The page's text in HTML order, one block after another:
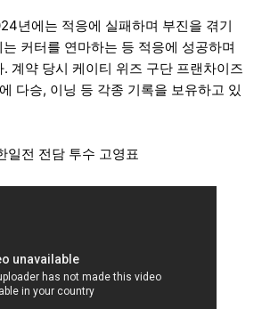
년에는 적응에 실패하며 부진을 겪기
커터를 연마하는 등 적응에 성공하며
계약 당시 케이티 위즈 구단 프랜차이즈
다승, 이닝 등 각종 기록을 보유하고 있
일전 전담 투수 고영표